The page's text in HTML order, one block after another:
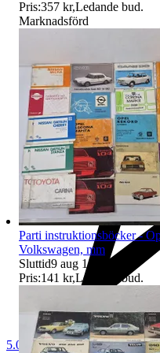
5.0
Pris:357 kr,Ledande bud.
Marknadsförd
Parti instruktionsböcker -
Volkswagen, mm
Sluttid9 aug 18:03
Pris:141 kr,Ledande bud.